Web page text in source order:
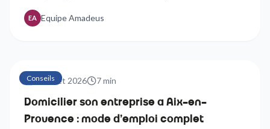
EA Equipe Amadeus
Conseils
24 juillet 2026 7min
Domicilier son entreprise a Aix-en-
Provence : mode d'emploi complet